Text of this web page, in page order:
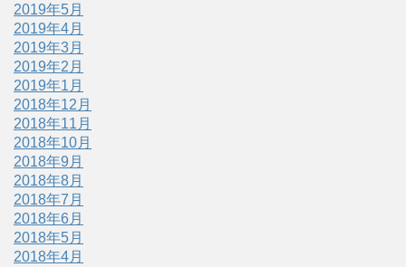
2019年5月
2019年4月
2019年3月
2019年2月
2019年1月
2018年12月
2018年11月
2018年10月
2018年9月
2018年8月
2018年7月
2018年6月
2018年5月
2018年4月